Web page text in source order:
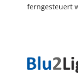
ferngesteuert